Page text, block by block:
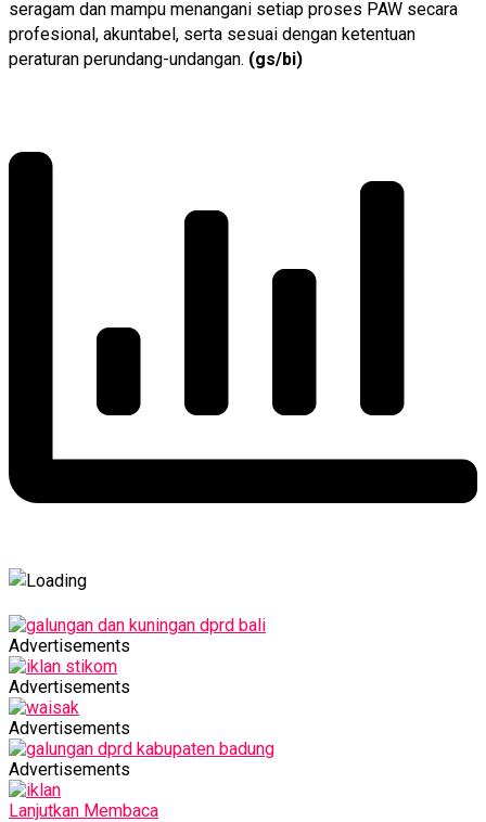
seragam dan mampu menangani setiap proses PAW secara
profesional, akuntabel, serta sesuai dengan ketentuan
peraturan perundang-undangan. (gs/bi)
Advertisements
Advertisements
Advertisements
Advertisements
Lanjutkan Membaca